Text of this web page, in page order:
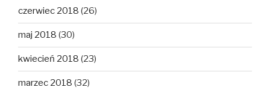
czerwiec 2018 (26)
maj 2018 (30)
kwiecień 2018 (23)
marzec 2018 (32)